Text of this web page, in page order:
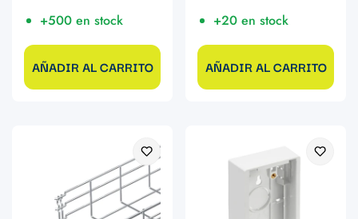
+500 en stock
AÑADIR AL CARRITO
+20 en stock
AÑADIR AL CARRITO